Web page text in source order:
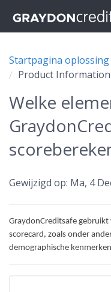
Startpagina oplossing
Product Information
Welke
Gewijzigd op: Ma, 4
GraydonCreditsafe
scorecard, zoals onder
demographische